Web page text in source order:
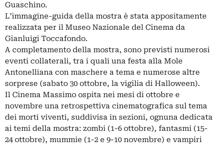
Guaschino.
L’immagine-guida della mostra è stata appositamente
realizzata per il Museo Nazionale del Cinema da
Gianluigi Toccafondo.
A completamento della mostra, sono previsti numerosi
eventi collaterali, tra i quali una festa alla Mole
Antonelliana con maschere a tema e numerose altre
sorprese (sabato 30 ottobre, la vigilia di Halloween).
Il Cinema Massimo ospita nei mesi di ottobre e
novembre una retrospettiva cinematografica sul tema
dei morti viventi, suddivisa in sezioni, ognuna dedicata
ai temi della mostra: zombi (1-6 ottobre), fantasmi (15-
24 ottobre), mummie (1-2 e 9-10 novembre) e vampiri